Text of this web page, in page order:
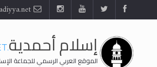
إسلام أحمدية.NET
الموقع العربي الرسمي للجماعة